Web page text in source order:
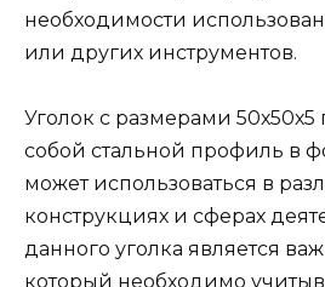
необходимости
или других инструментов.
Уголок с размерами 50х50х5
собой стальной профиль в
может использоваться в
конструкциях и сферах
данного уголка является
который необходимо